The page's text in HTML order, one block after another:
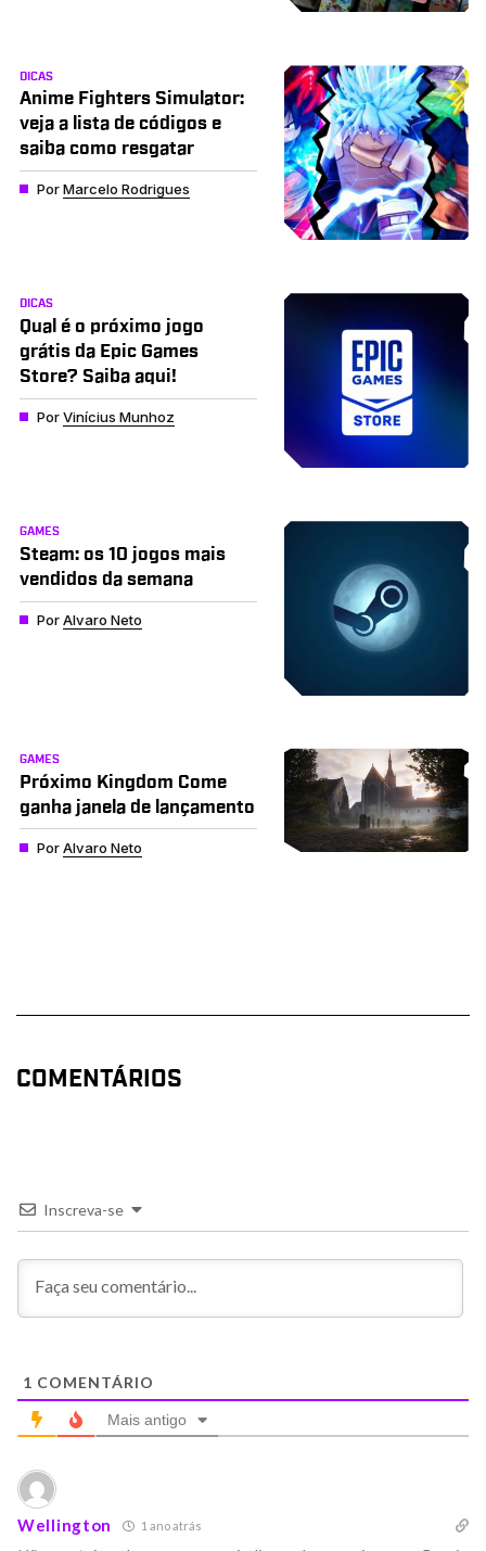
DICAS
Anime Fighters Simulator:
veja a lista de códigos e
saiba como resgatar
PorMarcelo Rodrigues
DICAS
Qual é o próximo jogo
grátis da Epic Games
Store? Saiba aqui!
PorVinícius Munhoz
GAMES
Steam: os 10 jogos mais
vendidos da semana
PorAlvaro Neto
GAMES
Próximo Kingdom Come
ganha janela de lançamento
PorAlvaro Neto
COMENTÁRIOS
Inscreva-se
1 COMENTÁRIO
Mais antigo
Wellington 1 ano atrás